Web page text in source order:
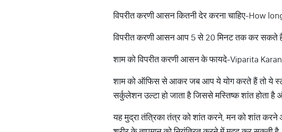
विपरीत करणी आसन कितनी देर करना चाहिए-How
विपरीत करणी आसन आप 5 से 20 मिनट तक कर सकते
शाम को विपरीत करणी आसन के फायदे-Viparita
शाम को ऑफिस से आकर जब आप ये योग करते हैं तो ये
सर्कुलेशन उल्टा हो जाता है जिससे मस्तिष्क शांत होता
यह मुद्रा तंत्रिका तंत्र को शांत करने, मन को शांत